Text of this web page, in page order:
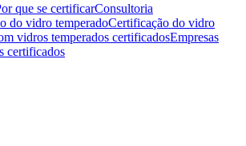
que se certificarConsultoria
do vidro temperadoCertificação do vidro
vidros temperados certificadosEmpresas
certificados